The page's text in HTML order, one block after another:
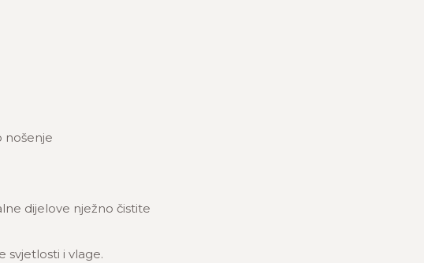
nošenje
dijelove nježno čistite
svjetlosti i vlage.